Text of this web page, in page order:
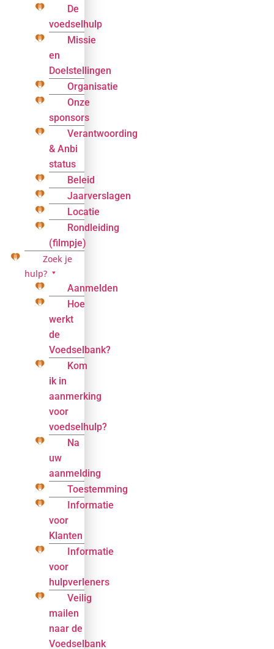
De
voedselhulp
Missie
en
Doelstellingen
Organisatie
Onze
sponsors
Verantwoording
& Anbi
status
Beleid
Jaarverslagen
Locatie
Rondleiding
(filmpje)
Zoek je
hulp?
Aanmelden
Hoe
werkt
de
Voedselbank?
Kom
ik in
aanmerking
voor
voedselhulp?
Na
uw
aanmelding
Toestemming
Informatie
voor
Klanten
Informatie
voor
hulpverleners
Veilig
mailen
naar de
Voedselbank